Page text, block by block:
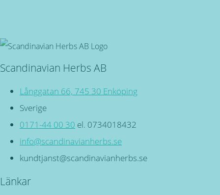
Scandinavian Herbs AB
Långgatan 66, 745 30 Enköping
Sverige
0171-44 00 30 el. 0734018432
info@scandinavianherbs.se
kundtjanst@scandinavianherbs.se
Länkar